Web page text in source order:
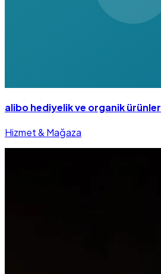
alibo hediyelik ve organik ürünler
Hizmet & Mağaza